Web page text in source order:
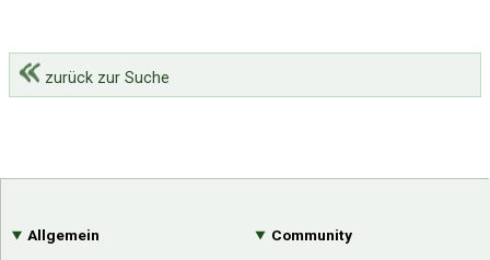
zurück zur Suche
Allgemein Community